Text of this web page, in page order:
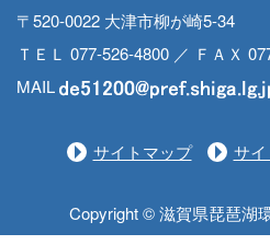
〒520-0022 大津市柳が崎5-34
ＴＥＬ 077-526-4800 ／ ＦＡＸ
MAIL
サイトマップ サ
Copyright © 滋賀県琵琶湖